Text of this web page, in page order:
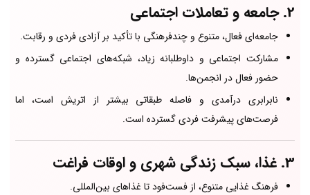
2. جامعه و تعاملات اجتماعی
جامعه‌ای فعال، متنوع و چندفرهنگی با تأکید بر آزادی فردی و رقابت.
مشارکت اجتماعی و داوطلبانه زیاد، شبکه‌های اجتماعی گسترده و
حضور فعال در انجمن‌ها.
نابرابری درآمدی و فاصله طبقاتی بیشتر از اتریش است، اما
فرصت‌های پیشرفت فردی گسترده است.
3. غذا، سبک زندگی شهری و اوقات فراغت
فرهنگ غذایی متنوع، از فست‌فود تا غذاهای بین‌المللی.